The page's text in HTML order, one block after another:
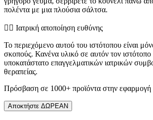
πολέντα με μια πλούσια σάλτσα.
👨‍⚕️️ Ιατρική αποποίηση ευθύνης
Το περιεχόμενο αυτού του ιστότοπου είναι
σκοπούς. Κανένα υλικό σε αυτόν τον ιστότοπο
υποκατάστατο επαγγελματικών ιατρικών
θεραπείας.
Πρόσβαση σε 1000+ προϊόντα στην εφαρμογή
Αποκτήστε ΔΩΡΕΑΝ